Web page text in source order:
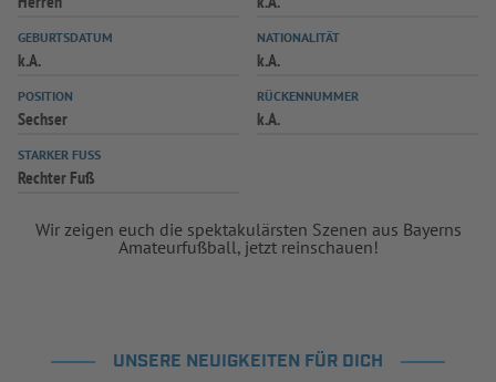
GEBURTSDATUM
k.A.
NATIONALITÄT
k.A.
POSITION
Sechser
RÜCKENNUMMER
k.A.
STARKER FUSS
Rechter Fuß
Wir zeigen euch die spektakulärsten Szenen aus Bayerns
Amateurfußball, jetzt reinschauen!
UNSERE NEUIGKEITEN FÜR DICH